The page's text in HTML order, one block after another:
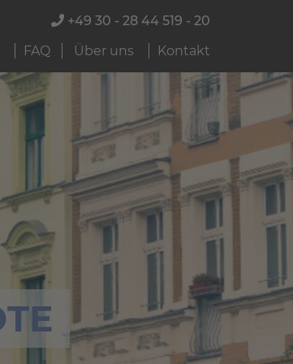
+49 30 - 28 44 519 - 20
FAQ Über uns Kontakt